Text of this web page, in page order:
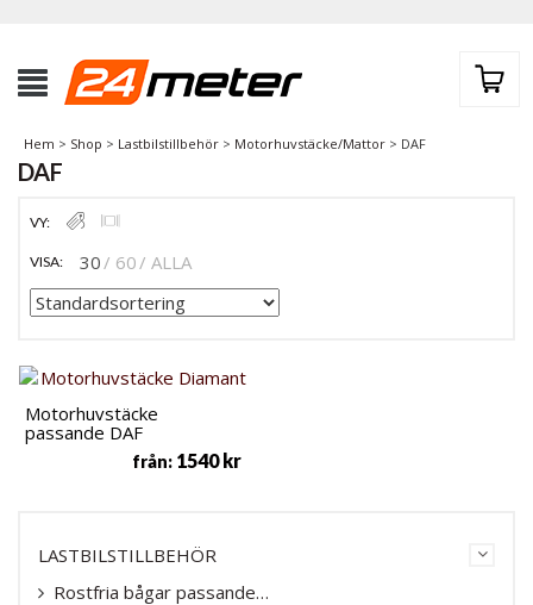
Hem > Shop > Lastbilstillbehör > Motorhuvstäcke/Mattor > DAF
DAF
VY:
VISA: 30 60 ALLA
Motorhuvstäcke
passande DAF
från: 1540kr
LASTBILSTILLBEHÖR
Rostfria bågar passande…